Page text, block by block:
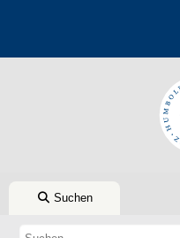
Suchen